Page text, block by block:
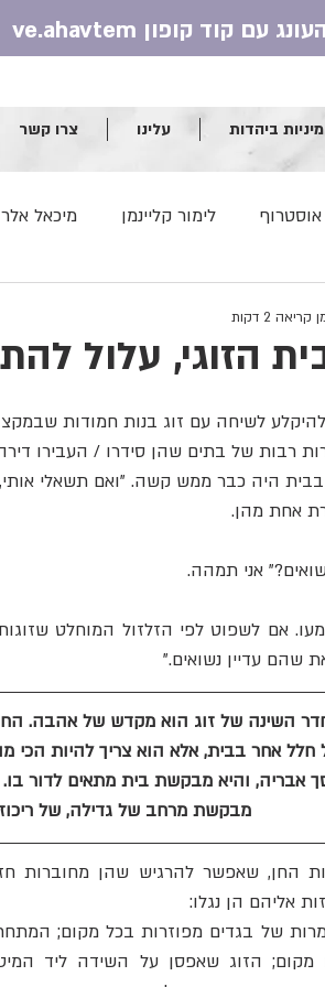
מיניות ביהדות עלינו צרו קשר
לימור קליינמן מיכאל אלר
ד"ר נלי שטיין טלי רוזנבאום
נתנאל בכור
הזוגי, עלול
קריאה 2 דקות
להיקלע לשיחה עם זוג בנות חמודות
רבות של בתים שהן סידרו / העבירו
היה כבר ממש קשה. "ואם תשאלי
אחת מהן.
אני תמהה.
שהם עדיין נשואים."
השינה של זוג הוא מקדש של אהבה.
אחר בבית, אלא הוא צריך להיות הכי
אבריה, והיא מבקשת בית מתאים לדור בו.
מבקשת מרחב של גדילה, של
אליהם הן נגלו:
החשק המיני
שו"ת: האם מותר